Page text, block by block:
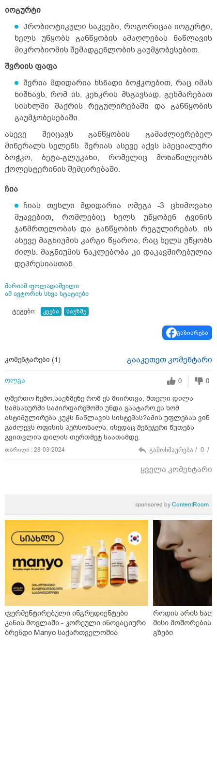
იოგურტი
პრობიოტიკული საკვები, როგორიცაა იოგურტი,
ხელს უწყობს განწყობის ამაღლებას ნაწლავის
მიკრობიომის შემადგენლობის გაუმჯობესებით.
შვრიის ფაფა
შვრია მდიდარია ხსნადი ბოჭკოებით, რაც იმას
ნიშნავს, რომ ის, კენკრის მსგავსად, გეხმარებათ
სისხლში შაქრის რეგულირებაში და განწყობის
გაუმჯობესებაში.
ასევე შეიცავს განწყობის გამაძლიერებელ
მინერალს სელენს. შვრიას ასევე აქვს სპეციალური
ბოჭკო, ბეტა-გლუკანი, რომელიც მონაწილეობს
ქოლესტერინის შემცირებაში.
ჩია
ჩიას თესლი მდიდარია ომეგა -3 ცხიმოვანი
მჟავებით, რომლებიც ხელს უწყობენ ტვინის
ჯანმრთელობას და განწყობის რეგულირებას. ის
ასევე მაგნიუმის კარგი წყაროა, რაც ხელს უწყობს
ძილს. მაგნიუმის ნაკლებობა კი დაკავშირებულია
დეპრესიასთან.
მარიამ ფოლადაშვილი
ამ ავტორის სხვა სტატიები
ტეგები: კვება საუზმე
გაზიარება
კომენტარები (1) გააკეთეთ კომენტარი
ოლგა 0 0
ღმერთო ჩემო,საუზმეზე რომ ეს მიირთვა, მთელი დილა
სამსახურში საპირფარეშოში უნდა გაატარო,ეს ხომ
ასტიმულირებს კუჭს ნაწლავის სისტემას?ამის უფლებას ვინ
გაძლევს ოფისის პერსონალს, ისედაც მენეჯერი წუთებს
გვითვლის დილის თერთმეტ საათამდე.
თარიღი : 28-03-2024 გამოხმაურება / 0 /
ყველა კომენტარი
sponsored byContentRoom
ფერმენტირებული ინგრედიენტები
კანის მოვლაში - კორეული ინოვაციური
ბრენდი Manyo საქართველოშია
როდის არის
მისი მოშორების
გზები